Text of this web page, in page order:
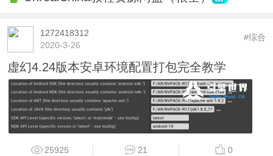
1272418312
2020-3-26
#综合
虚幻4.24版本安卓环境配置打包完全教学
25925 21 0